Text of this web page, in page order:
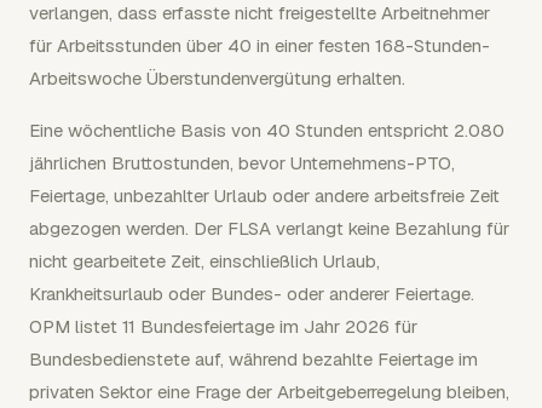
verlangen, dass erfasste nicht freigestellte Arbeitnehmer
für Arbeitsstunden über 40 in einer festen 168-Stunden-
Arbeitswoche Überstundenvergütung erhalten.
Eine wöchentliche Basis von 40 Stunden entspricht 2.080
jährlichen Bruttostunden, bevor Unternehmens-PTO,
Feiertage, unbezahlter Urlaub oder andere arbeitsfreie Zeit
abgezogen werden. Der FLSA verlangt keine Bezahlung für
nicht gearbeitete Zeit, einschließlich Urlaub,
Krankheitsurlaub oder Bundes- oder anderer Feiertage.
OPM listet 11 Bundesfeiertage im Jahr 2026 für
Bundesbedienstete auf, während bezahlte Feiertage im
privaten Sektor eine Frage der Arbeitgeberregelung bleiben,